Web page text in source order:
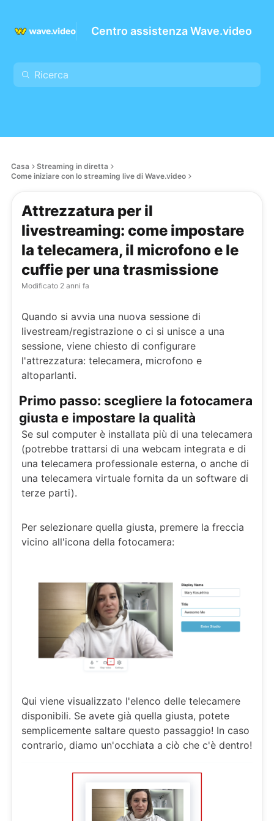
Centro assistenza Wave.video
Casa
Streaming in diretta
Come iniziare con lo streaming live di Wave.video
Attrezzatura per il
livestreaming: come impostare
la telecamera, il microfono e le
cuffie per una trasmissione
Modificato 2 anni fa
Quando si avvia una nuova sessione di
livestream/registrazione o ci si unisce a una
sessione, viene chiesto di configurare
l'attrezzatura: telecamera, microfono e
altoparlanti.
Primo passo: scegliere la fotocamera
giusta e impostare la qualità
Se sul computer è installata più di una telecamera
(potrebbe trattarsi di una webcam integrata e di
una telecamera professionale esterna, o anche di
una telecamera virtuale fornita da un software di
terze parti).
Per selezionare quella giusta, premere la freccia
vicino all'icona della fotocamera:
Qui viene visualizzato l'elenco delle telecamere
disponibili. Se avete già quella giusta, potete
semplicemente saltare questo passaggio! In caso
contrario, diamo un'occhiata a ciò che c'è dentro!